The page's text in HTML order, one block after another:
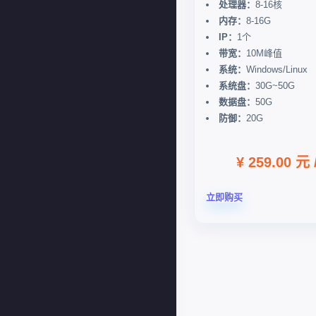
处理器： 8-16核
内存： 8-16G
IP： 1个
带宽： 10M峰值
系统： Windows/Linux
系统盘： 30G~50G
数据盘： 50G
防御： 20G
¥ 259.00 元
立即购买